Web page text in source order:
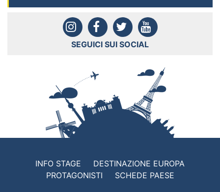
SEGUICI SUI SOCIAL
INFO STAGE
DESTINAZIONE EUROPA
PROTAGONISTI
SCHEDE PAESE